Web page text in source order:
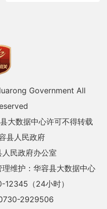
Government All
大数据中心许可不得转载
县人民政府
民政府办公室
理维护：华容县大数据中心
（24小时）
2929506